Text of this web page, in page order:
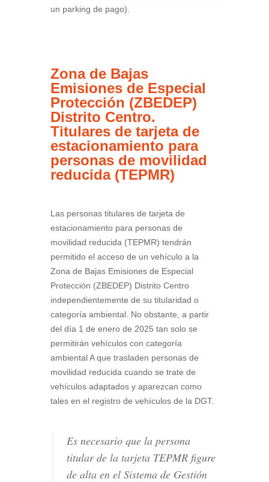
un parking de pago).
Zona de Bajas
Emisiones de Especial
Protección (ZBEDEP)
Distrito Centro.
Titulares de tarjeta de
estacionamiento para
personas de movilidad
reducida (TEPMR)
Las personas titulares de tarjeta de
estacionamiento para personas de
movilidad reducida (TEPMR) tendrán
permitido el acceso de un vehículo a la
Zona de Bajas Emisiones de Especial
Protección (ZBEDEP) Distrito Centro
independientemente de su titularidad o
categoría ambiental. No obstante, a partir
del día 1 de enero de 2025 tan solo se
permitirán vehículos con categoría
ambiental A que trasladen personas de
movilidad reducida cuando se trate de
vehículos adaptados y aparezcan como
tales en el registro de vehículos de la DGT.
Es necesario que la persona
titular de la tarjeta TEPMR figure
de alta en el Sistema de Gestión